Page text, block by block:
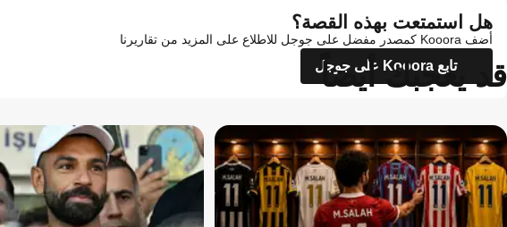
هل استمتعت بهذه القصة؟
أضف Kooora كمصدر مفضل على جوجل للاطلاع على المزيد من تقاريرنا
تابع Kooora على جوجل
قد يعجبك أيضاً